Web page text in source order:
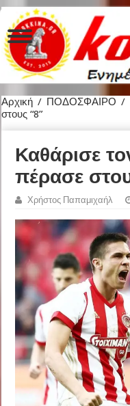
Αρχική / ΠΟΔΟΣΦΑΙΡΟ /
στους “8”
Καθάρισε
πέρασε
Χρήστος Παπαμιχαήλ